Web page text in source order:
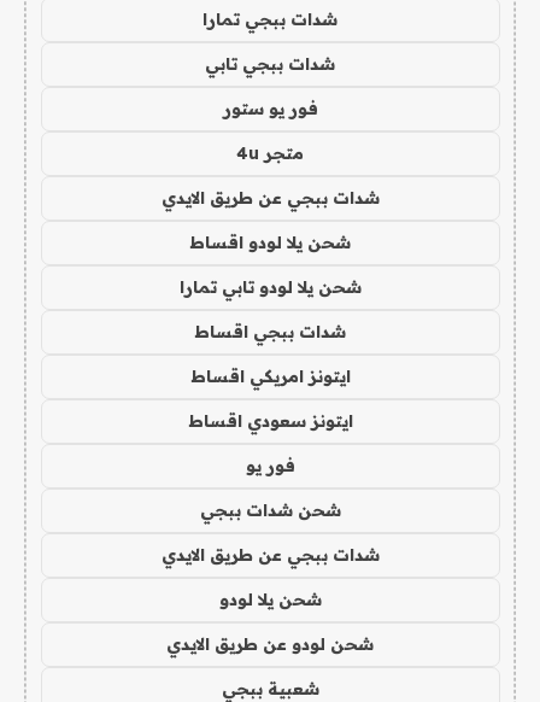
شدات ببجي تمارا
شدات ببجي تابي
فور يو ستور
متجر 4u
شدات ببجي عن طريق الايدي
شحن يلا لودو اقساط
شحن يلا لودو تابي تمارا
شدات ببجي اقساط
ايتونز امريكي اقساط
ايتونز سعودي اقساط
فور يو
شحن شدات ببجي
شدات ببجي عن طريق الايدي
شحن يلا لودو
شحن لودو عن طريق الايدي
شعبية ببجي